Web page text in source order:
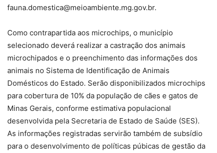
fauna.domestica@meioambiente.mg.gov.br.
Como contrapartida aos microchips, o município
selecionado deverá realizar a castração dos animais
microchipados e o preenchimento das informações dos
animais no Sistema de Identificação de Animais
Domésticos do Estado. Serão disponibilizados microchips
para cobertura de 10% da população de cães e gatos de
Minas Gerais, conforme estimativa populacional
desenvolvida pela Secretaria de Estado de Saúde (SES).
As informações registradas servirão também de subsídio
para o desenvolvimento de políticas púbicas de gestão da